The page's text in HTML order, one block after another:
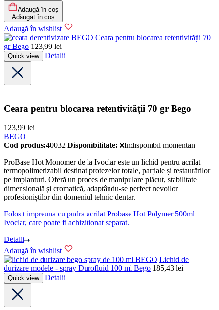
Adaugă în coș
Adăugat în coș
Adaugă în wishlist
BEGO Ceara pentru blocarea retentivității 70
gr Bego 123,99 lei
Quick view Detalii
Ceara pentru blocarea retentivității 70 gr Bego
123,99 lei
BEGO
Cod produs:40032 Disponibilitate:
Indisponibil momentan
ProBase Hot Monomer de la Ivoclar este un lichid pentru acrilat
termopolimerizabil destinat protezelor totale, parțiale și restaurărilor
pe implanturi. Oferă un proces de manipulare plăcut, stabilitate
dimensională și cromatică, adaptându-se perfect nevoilor
profesioniștilor din domeniul tehnic dentar.
Folosit impreuna cu pudra acrilat Probase Hot Polymer 500ml
Ivoclar, care poate fi achizitionat separat.
Detalii
Adaugă în wishlist
BEGO Lichid de
durizare modele - spray Durofluid 100 ml Bego 185,43 lei
Quick view Detalii